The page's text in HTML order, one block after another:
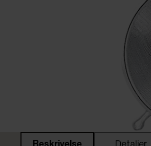
Beskrivelse Detaljer